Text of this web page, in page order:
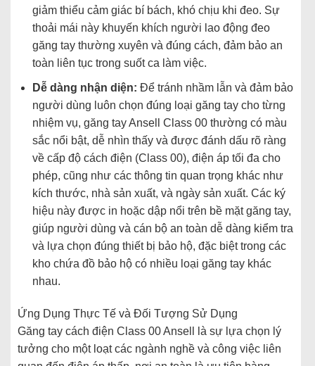
giảm thiểu cảm giác bí bách, khó chịu khi đeo. Sự
thoải mái này khuyến khích người lao động đeo
găng tay thường xuyên và đúng cách, đảm bảo an
toàn liên tục trong suốt ca làm việc.
Dễ dàng nhận diện: Để tránh nhầm lẫn và đảm bảo
người dùng luôn chọn đúng loại găng tay cho từng
nhiệm vụ, găng tay Ansell Class 00 thường có màu
sắc nổi bật, dễ nhìn thấy và được đánh dấu rõ ràng
về cấp độ cách điện (Class 00), điện áp tối đa cho
phép, cũng như các thông tin quan trọng khác như
kích thước, nhà sản xuất, và ngày sản xuất. Các ký
hiệu này được in hoặc dập nổi trên bề mặt găng tay,
giúp người dùng và cán bộ an toàn dễ dàng kiểm tra
và lựa chọn đúng thiết bị bảo hộ, đặc biệt trong các
kho chứa đồ bảo hộ có nhiều loại găng tay khác
nhau.
Ứng Dụng Thực Tế và Đối Tượng Sử Dụng
Găng tay cách điện Class 00 Ansell là sự lựa chọn lý
tưởng cho một loạt các ngành nghề và công việc liên